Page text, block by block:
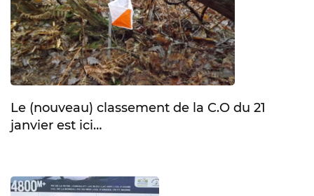
Le (nouveau) classement de la C.O du 21
janvier est ici…